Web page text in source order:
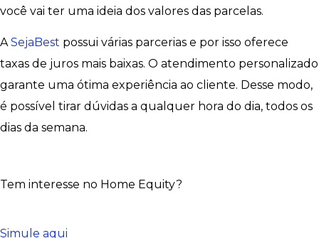
você vai ter uma ideia dos valores das parcelas.
ASejaBest possui várias parcerias e por isso oferece
taxas de juros mais baixas. O atendimento personalizado
garante uma ótima experiência ao cliente. Desse modo,
é possível tirar dúvidas a qualquer hora do dia, todos os
dias da semana.
Tem interesse no Home Equity?
Simule aqui